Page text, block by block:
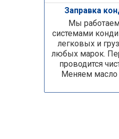
Заправка
Мы
системами
легковых и
любых марок.
проводится
Меняем масло